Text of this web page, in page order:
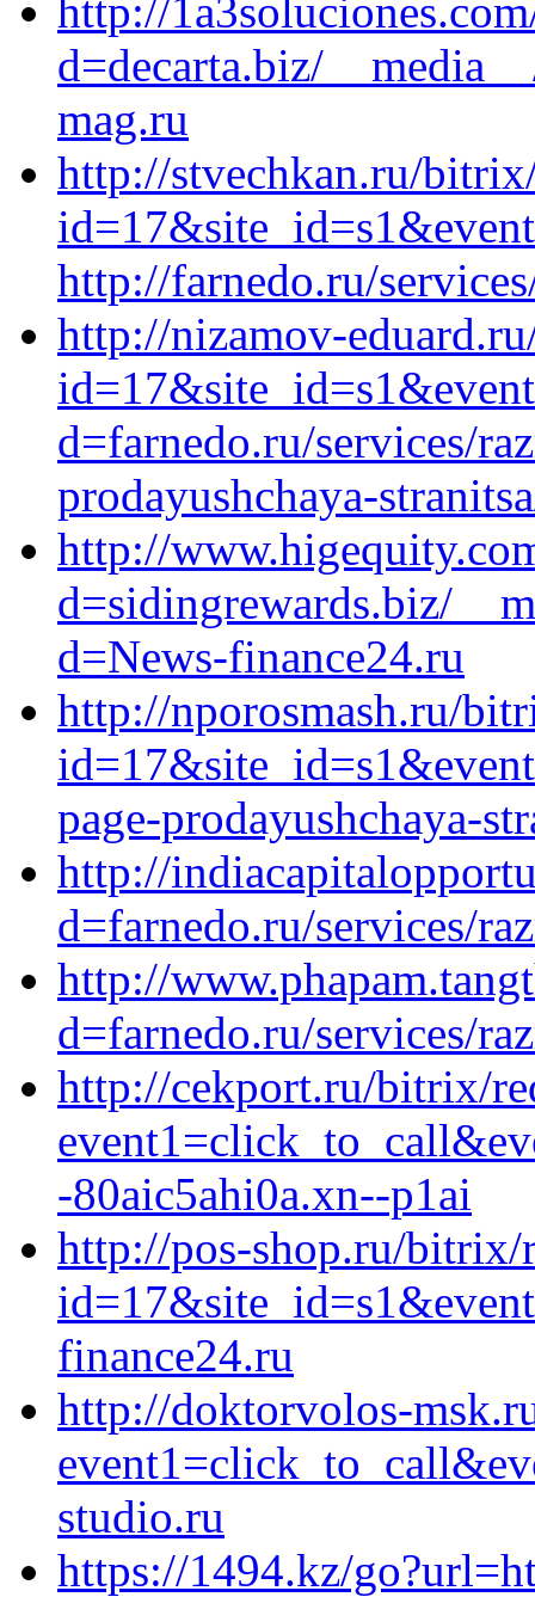
http://
d=decarta.biz/
mag.ru
http://stvechkan.ru/
http://farnedo.ru/
http://nizamov-
d=farnedo.ru/services/
prodayushchaya-
http://
d=sidingrewards.biz/
d=News-finance24.ru
http://nporosmash.ru/
page-prodayushchaya-
http://
d=farnedo.ru/services/
http://
d=farnedo.ru/services/
http://cekport.ru/bitrix/
-80aic5ahi0a.xn--p1ai
http://pos-shop.ru/bitrix/
finance24.ru
http://doktorvolos-
studio.ru
https://1494.kz/